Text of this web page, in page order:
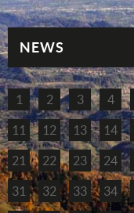
NEWS
1 2 3 4
11 12 13 14
21 22 23 24
31 32 33 34